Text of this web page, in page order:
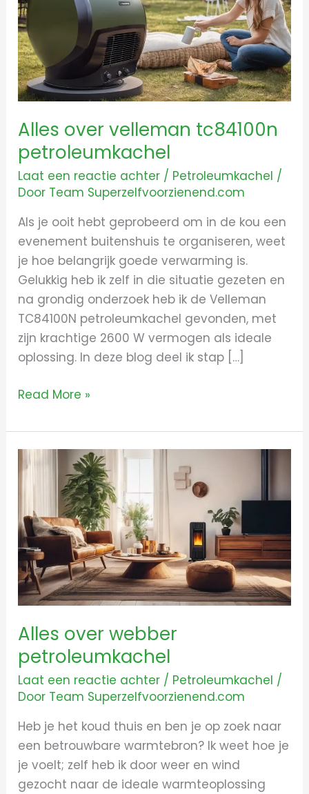
Alles over velleman tc84100n
petroleumkachel
Laat een reactie achter / Petroleumkachel /
Door Team Superzelfvoorzienend.com
Als je ooit hebt geprobeerd om in de kou een
evenement buitenshuis te organiseren, weet
je hoe belangrijk goede verwarming is.
Gelukkig heb ik zelf in die situatie gezeten en
na grondig onderzoek heb ik de Velleman
TC84100N petroleumkachel gevonden, met
zijn krachtige 2600 W vermogen als ideale
oplossing. In deze blog deel ik stap […]
tc84100n
petroleumkachel
Read More »
Alles over webber
petroleumkachel
Laat een reactie achter / Petroleumkachel /
Door Team Superzelfvoorzienend.com
Heb je het koud thuis en ben je op zoek naar
een betrouwbare warmtebron? Ik weet hoe je
je voelt; zelf heb ik door weer en wind
gezocht naar de ideale warmteoplossing
Alles
webber
petroleumkachel